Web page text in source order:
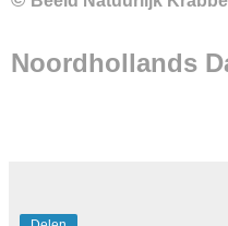
Noordhollands